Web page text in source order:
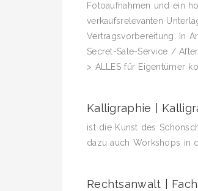
Fotoaufnahmen und ein
verkaufsrelevanten
Vertragsvorbereitung. In
Secret-Sale-Service /
> ALLES für Eigentümer
Kalligraphie |
ist die Kunst des
dazu auch Workshops in
Rechtsanwalt |